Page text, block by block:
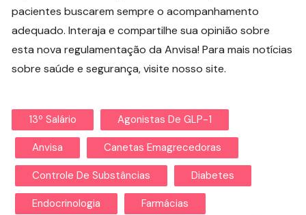
pacientes buscarem sempre o acompanhamento
adequado. Interaja e compartilhe sua opinião sobre
esta nova regulamentação da Anvisa! Para mais notícias
sobre saúde e segurança, visite nosso site.
13º Salário Agonistas De GLP-1
Anvisa Canetas Emagrecedoras
Controle De Substâncias Diabetes
Endocrinologia Farmácias